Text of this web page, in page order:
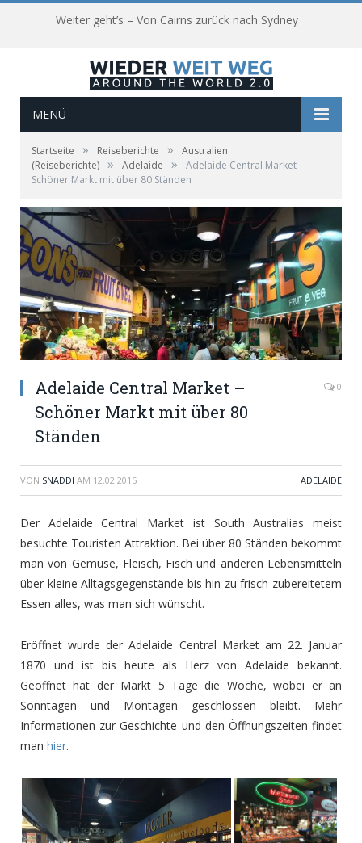
Weiter geht’s – Von Cairns zurück nach Sydney
MENÜ
Startseite » Reiseberichte »
Australien
(Reiseberichte) » Adelaide »
Adelaide Central Market –
Schöner Markt mit über 80 Ständen
Adelaide Central Market –
Schöner Markt mit über 80
Ständen
0
VON SNADDI AM 12.02.2015 ADELAIDE
Der Adelaide Central Market ist South Australias meist
besuchte Touristen Attraktion. Bei über 80 Ständen bekommt
man von Gemüse, Fleisch, Fisch und anderen Lebensmitteln
über kleine Alltagsgegenstände bis hin zu frisch zubereitetem
Essen alles, was man sich wünscht.
Eröffnet wurde der Adelaide Central Market am 22. Januar
1870 und ist bis heute als Herz von Adelaide bekannt.
Geöffnet hat der Markt 5 Tage die Woche, wobei er an
Sonntagen und Montagen geschlossen bleibt. Mehr
Informationen zur Geschichte und den Öffnungszeiten findet
man hier.